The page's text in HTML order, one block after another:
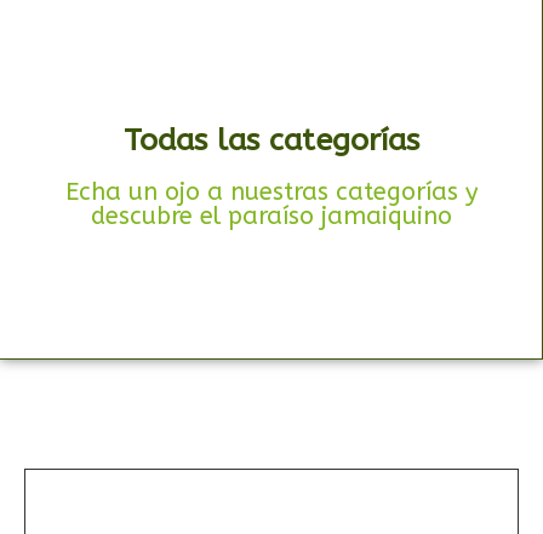
Todas las categorías
Echa un ojo a nuestras categorías y
descubre el paraíso jamaiquino